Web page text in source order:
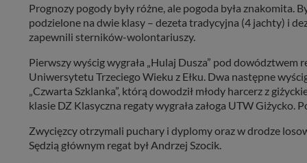
Prognozy pogody były różne, ale pogoda była znakomita.
podzielone na dwie klasy – dezeta tradycyjna (4 jachty) i
zapewnili sterników-wolontariuszy.
Pierwszy wyścig wygrała „Hulaj Dusza” pod dowództwem
Uniwersytetu Trzeciego Wieku z Ełku. Dwa następne
„Czwarta Szklanka”, którą dowodził młody harcerz z
klasie DZ Klasyczna regaty wygrała załoga UTW
Zwycięzcy otrzymali puchary i dyplomy oraz w drodze
Sędzią głównym regat był Andrzej Szocik.